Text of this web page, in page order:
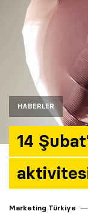
HABERLER
14
Marketing Türkiye